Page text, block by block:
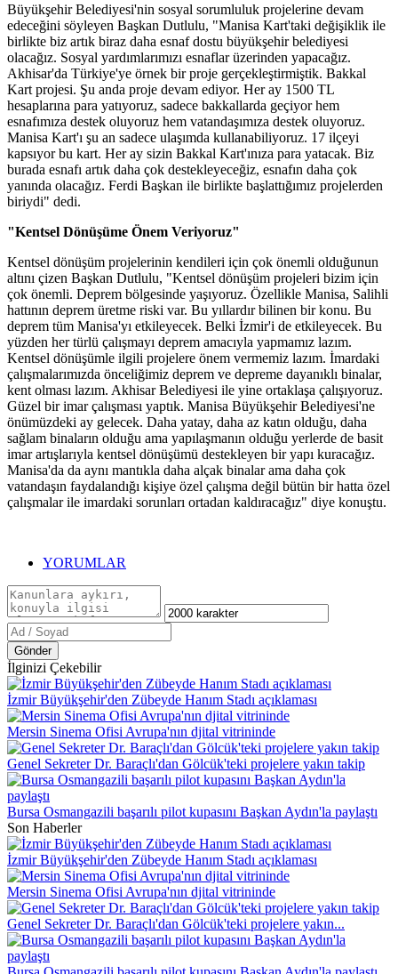
Büyükşehir Belediyesi'nin sosyal sorumluluk projelerine devam
edeceğini söyleyen Başkan Dutlulu, "Manisa Kart'taki değişiklik ile
birlikte biz artık biraz daha esnaf dostu büyükşehir belediyesi
olacağız. Sosyal yardımlarımızı esnaflar üzerinden yapacağız.
Akhisar'da Türkiye'ye örnek bir proje gerçekleştirmiştik. Bakkal
Kart projesi. Şu anda proje devam ediyor. Her ay 1500 TL
hesaplarına para yatıyoruz, sadece bakkallarda geçiyor hem
esnafımıza destek oluyoruz hem vatandaşımıza destek oluyoruz.
Manisa Kart'ı şu an sadece ulaşımda kullanabiliyoruz. 17 ilçeyi
kapsıyor bu kart. Her ay sizin Bakkal Kart'ınıza para yatacak. Biz
burada esnafı artık daha çok destekleyeceğiz, esnafın daha çok
yanında olacağız. Ferdi Başkan ile birlikte başlattığımız projelerden
biriydi" dedi.
"Kentsel Dönüşüme Önem Veriyoruz"
Kentsel dönüşüm projelerinin kendileri için çok önemli olduğunun
altını çizen Başkan Dutlulu, "Kentsel dönüşüm projeleri bizim için
çok önemli. Deprem bölgesinde yaşıyoruz. Özellikle Manisa, Salihli
hattının deprem üretme riski var. Bu yıllardır bilinen bir konu. Bu
deprem tüm Manisa'yı etkileyecek. Belki İzmir'i de etkileyecek. Bu
yüzden her türlü çalışmayı deprem amacıyla yapmamız lazım.
Kentsel dönüşümle ilgili projelere önem vermemiz lazım. İmardaki
çalışmalarımızda önceliğimiz deprem ve depreme dayanıklı binalar,
kent olması lazım. Akhisar Belediyesi ile yine ortaklaşa çalışıyoruz.
Güzel bir imar çalışması yaptık. Manisa Büyükşehir Belediyesi'ne
önümüzdeki ay gelecek. Daha yatay, daha az katın olduğu, daha
sağlam binaların olduğu ama yapılaşmanın olduğu yerlerde de basit
imar artışlarıyla kentsel dönüşümü destekleyen bir yapı kuracağız.
Manisa'da da aynı mantıkla daha alçak binalar ama daha çok
vatandaşın faydalandığı kişiye özel çalışma değil bütün bir hatta özel
çalışmalar ile imardaki sorunları ortadan kaldıracağız" diye konuştu.
YORUMLAR
Gönder
İlginizi Çekebilir
İzmir Büyükşehir'den Zübeyde Hanım Stadı açıklaması
Mersin Sinema Ofisi Avrupa'nın djital vitrininde
Genel Sekreter Dr. Baraçlı'dan Gölcük'teki projelere yakın takip
Bursa Osmangazili başarılı pilot kupasını Başkan Aydın'la paylaştı
Son Haberler
İzmir Büyükşehir'den Zübeyde Hanım Stadı açıklaması
Mersin Sinema Ofisi Avrupa'nın djital vitrininde
Genel Sekreter Dr. Baraçlı'dan Gölcük'teki projelere yakın...